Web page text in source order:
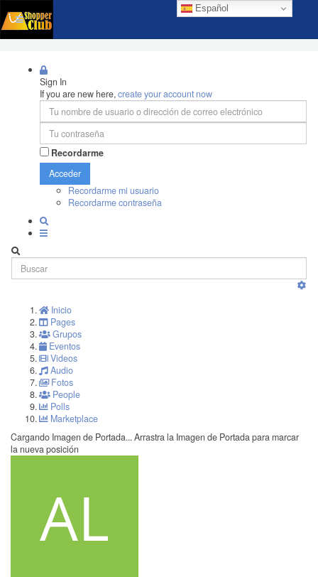
Español
Sign In
If you are new here,create your account now
Recordarme
Acceder
Recordarme mi usuario
Recordarme contraseña
Inicio
Pages
Grupos
Eventos
Videos
Audio
Fotos
People
Polls
Marketplace
Cargando Imagen de Portada... Arrastra la Imagen de Portada para marcar
la nueva posición